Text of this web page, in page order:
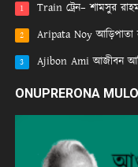
1 Train ট্রেন– শামসুর
2 Aripata Noy আড়িপাতা
3 Ajibon Ami আজীবন
ONUPRERONA